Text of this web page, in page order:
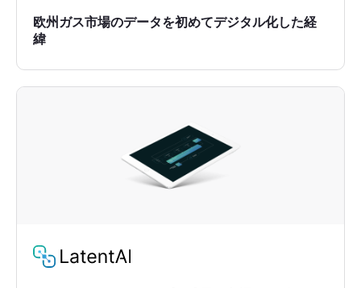
欧州ガス市場のデータを初めてデジタル化した経
緯